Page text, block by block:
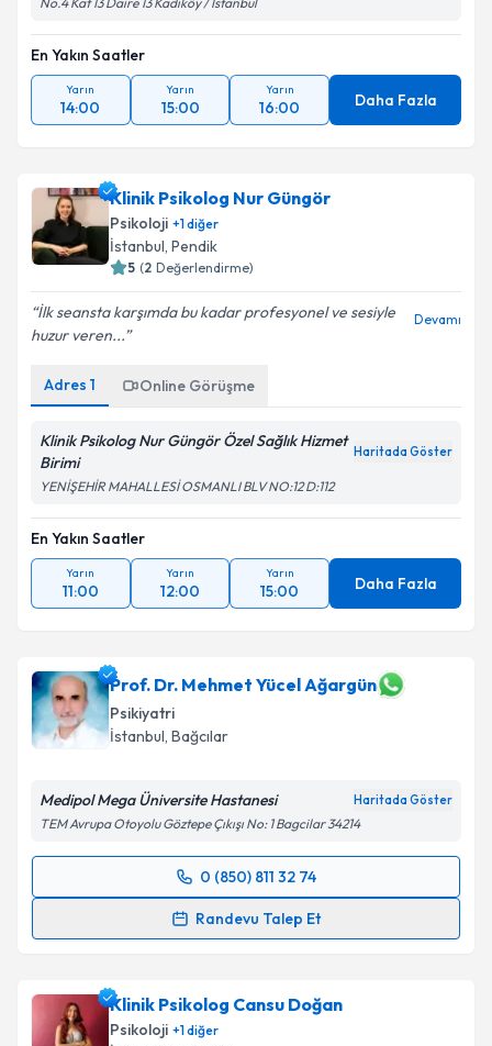
Takvim Talebini Gönder
En Yakın Saatler
Yarın
14:00
Yarın
15:00
Yarın
16:00 Daha Fazla
Klinik Psikolog Nur Güngör
Psikoloji +1diğer
İstanbul, Pendik
5 (2 Değerlendirme)
İlk seansta karşımda bu kadar profesyonel ve sesiyle
huzur veren...
Devamı
Adres 1 Online Görüşme
Klinik Psikolog Nur Güngör Özel Sağlık Hizmet
Birimi
Haritada Göster
YENİŞEHİR MAHALLESİ OSMANLI BLV NO:12 D:112
En Yakın Saatler
Yarın
11:00
Yarın
12:00
Yarın
15:00 Daha Fazla
Prof. Dr. Mehmet Yücel Ağargün
Psikiyatri
İstanbul, Bağcılar
Medipol Mega Üniversite Hastanesi Haritada Göster
TEM Avrupa Otoyolu Göztepe Çıkışı No: 1 Bagcilar 34214
0 (850) 811 32 74
Randevu Talep Et
Randevu Takvimi Talebi
almanız için bir takvim hazırlandığında e-posta ile
bilgilendireceğiz.
Klinik Psikolog Cansu Doğan
Psikoloji +1diğer